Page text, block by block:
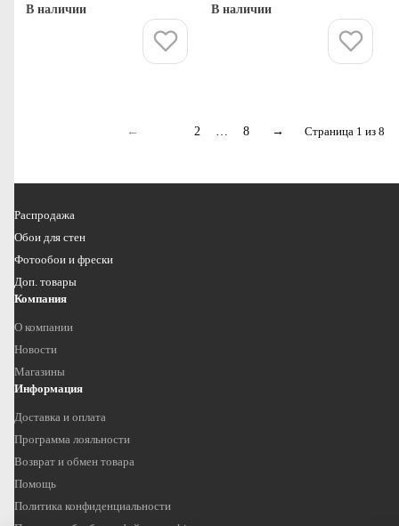
В наличии В наличии
← 2 … 8 → Страница 1 из 8
Распродажа
Обои для стен
Фотообои и фрески
Доп. товары
Компания
О компании
Новости
Магазины
Информация
Доставка и оплата
Программа лояльности
Возврат и обмен товара
Помощь
Политика конфиденциальности